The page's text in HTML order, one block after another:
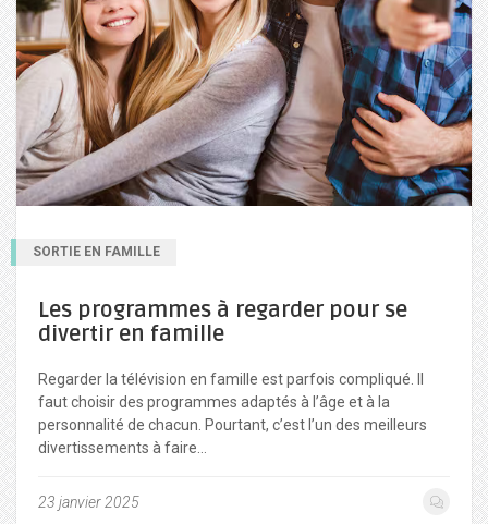
SORTIE EN FAMILLE
Les programmes à regarder pour se
divertir en famille
Regarder la télévision en famille est parfois compliqué. Il
faut choisir des programmes adaptés à l’âge et à la
personnalité de chacun. Pourtant, c’est l’un des meilleurs
divertissements à faire…
23 janvier 2025